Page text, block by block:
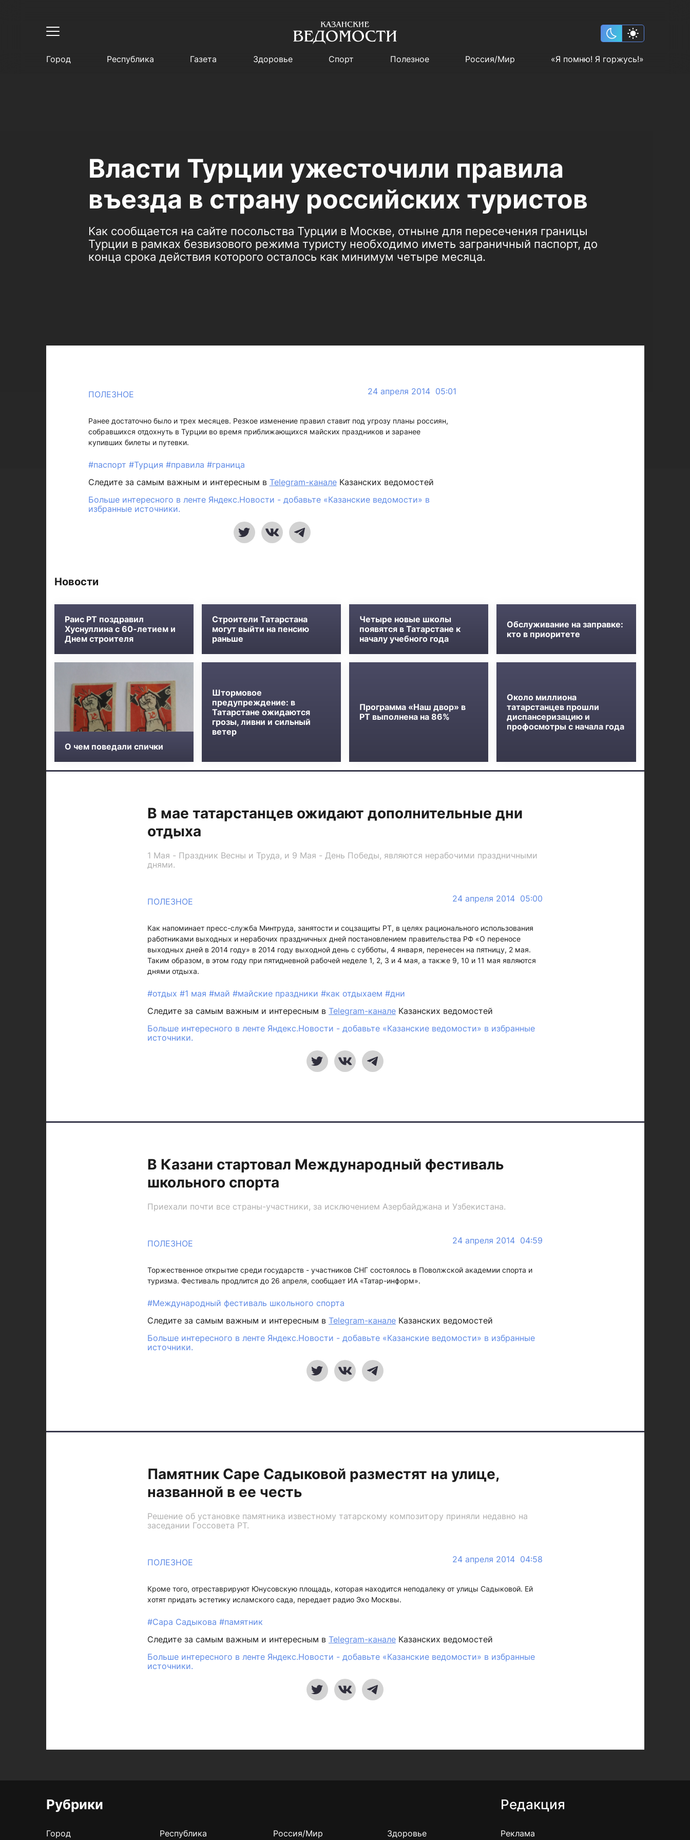
Город Республика Газета Здоровье Спорт Полезное Россия/Мир «Я помню! Я горжусь!»
Власти Турции ужесточили правила
въезда в страну российских туристов
Как сообщается на сайте посольства Турции в Москве, отныне для пересечения границы
Турции в рамках безвизового режима туристу необходимо иметь заграничный паспорт, до
конца срока действия которого осталось как минимум четыре месяца.
ПОЛЕЗНОЕ 24 апреля 2014 05:01
Ранее достаточно было и трех месяцев. Резкое изменение правил ставит под угрозу планы россиян,
собравшихся отдохнуть в Турции во время приближающихся майских праздников и заранее
купивших билеты и путевки.
#паспорт #Турция #правила #граница
Следите за самым важным и интересным в Telegram-каналеКазанских ведомостей
Больше интересного в ленте Яндекс.Новости - добавьте «Казанские ведомости» в
избранные источники.
Новости
Раис РТ поздравил
Хуснуллина с 60-летием и
Днем строителя
Строители Татарстана
могут выйти на пенсию
раньше
Четыре новые школы
появятся в Татарстане к
началу учебного года
Обслуживание на заправке:
кто в приоритете
О чем поведали спички
Штормовое
предупреждение: в
Татарстане ожидаются
грозы, ливни и сильный
ветер
Программа «Наш двор» в
РТ выполнена на 86%
Около миллиона
татарстанцев прошли
диспансеризацию и
профосмотры с начала года
В мае татарстанцев ожидают дополнительные дни
отдыха
1 Мая - Праздник Весны и Труда, и 9 Мая - День Победы, являются нерабочими праздничными
днями.
ПОЛЕЗНОЕ 24 апреля 2014 05:00
Как напоминает пресс-служба Минтруда, занятости и соцзащиты РТ, в целях рационального использования
работниками выходных и нерабочих праздничных дней постановлением правительства РФ «О переносе
выходных дней в 2014 году» в 2014 году выходной день с субботы, 4 января, перенесен на пятницу, 2 мая.
Таким образом, в этом году при пятидневной рабочей неделе 1, 2, 3 и 4 мая, а также 9, 10 и 11 мая являются
днями отдыха.
#отдых #1 мая #май #майские праздники #как отдыхаем #дни
Следите за самым важным и интересным в Telegram-канале Казанских ведомостей
Больше интересного в ленте Яндекс.Новости - добавьте «Казанские ведомости» в избранные
источники.
В Казани стартовал Международный фестиваль
школьного спорта
Приехали почти все страны-участники, за исключением Азербайджана и Узбекистана.
ПОЛЕЗНОЕ 24 апреля 2014 04:59
Торжественное открытие среди государств - участников СНГ состоялось в Поволжской академии спорта и
туризма. Фестиваль продлится до 26 апреля, сообщает ИА «Татар-информ».
#Международный фестиваль школьного спорта
Следите за самым важным и интересным в Telegram-канале Казанских ведомостей
Больше интересного в ленте Яндекс.Новости - добавьте «Казанские ведомости» в избранные
источники.
Памятник Саре Садыковой разместят на улице,
названной в ее честь
Решение об установке памятника известному татарскому композитору приняли недавно на
заседании Госсовета РТ.
ПОЛЕЗНОЕ 24 апреля 2014 04:58
Кроме того, отреставрируют Юнусовскую площадь, которая находится неподалеку от улицы Садыковой. Ей
хотят придать эстетику исламского сада, передает радио Эхо Москвы.
#Сара Садыкова #памятник
Следите за самым важным и интересным в Telegram-канале Казанских ведомостей
Больше интересного в ленте Яндекс.Новости - добавьте «Казанские ведомости» в избранные
источники.
Рубрики
Город Республика Россия/Мир Здоровье
Редакция
Реклама